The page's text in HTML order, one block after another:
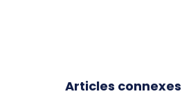
Articles connexes